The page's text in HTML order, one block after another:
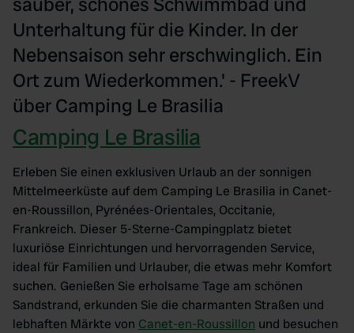
Unterhaltung für die Kinder. In der
Nebensaison sehr erschwinglich. Ein
Ort zum Wiederkommen.' - FreekV
über Camping Le Brasilia
Camping Le Brasilia
Erleben Sie einen exklusiven Urlaub an der sonnigen
Mittelmeerküste auf dem Camping Le Brasilia in Canet-
en-Roussillon, Pyrénées-Orientales, Occitanie,
Frankreich. Dieser 5-Sterne-Campingplatz bietet
luxuriöse Einrichtungen und hervorragenden Service,
ideal für Familien und Urlauber, die etwas mehr Komfort
suchen. Genießen Sie erholsame Tage am schönen
Sandstrand, erkunden Sie die charmanten Straßen und
lebhaften Märkte von Canet-en-Roussillon und besuchen